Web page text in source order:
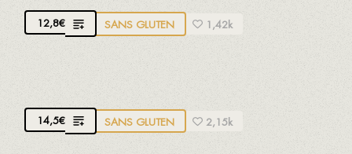
12,8€ SANS GLUTEN 1,42k
14,5€ SANS GLUTEN 2,15k